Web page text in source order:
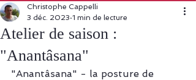
Atelier de saison :
"Anantâsana"
Christophe Cappelli
3 déc. 2023 1 min de lecture
"Anantâsana" - la posture de